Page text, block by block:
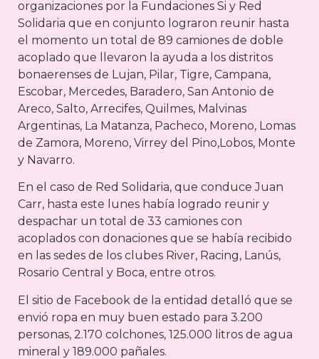
organizaciones por la Fundaciones Si y Red
Solidaria que en conjunto lograron reunir hasta
el momento un total de 89 camiones de doble
acoplado que llevaron la ayuda a los distritos
bonaerenses de Lujan, Pilar, Tigre, Campana,
Escobar, Mercedes, Baradero, San Antonio de
Areco, Salto, Arrecifes, Quilmes, Malvinas
Argentinas, La Matanza, Pacheco, Moreno, Lomas
de Zamora, Moreno, Virrey del Pino,Lobos, Monte
y Navarro.
En el caso de Red Solidaria, que conduce Juan
Carr, hasta este lunes había logrado reunir y
despachar un total de 33 camiones con
acoplados con donaciones que se había recibido
en las sedes de los clubes River, Racing, Lanús,
Rosario Central y Boca, entre otros.
El sitio de Facebook de la entidad detalló que se
envió ropa en muy buen estado para 3.200
personas, 2.170 colchones, 125.000 litros de agua
mineral y 189.000 pañales.